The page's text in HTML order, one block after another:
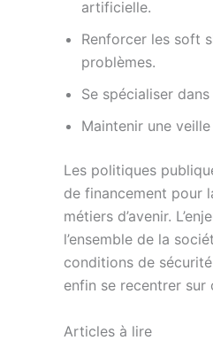
artificielle.
Renforcer les soft
problèmes.
Se spécialiser
Maintenir une
Les politiques
de financement pour
métiers d’avenir.
l’ensemble de la
conditions de
enfin se recentrer
Articles à lire